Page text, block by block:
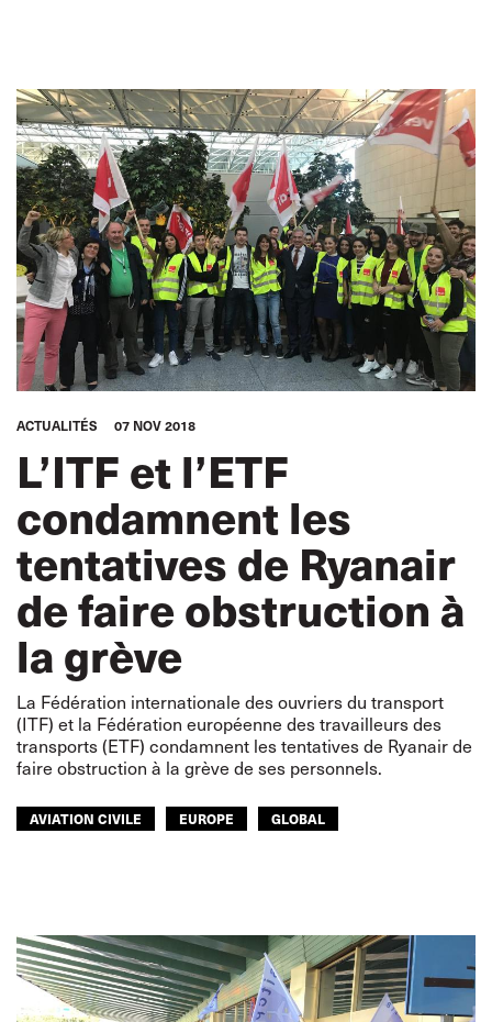
ACTUALITÉS 07 NOV 2018
L’ITF et l’ETF
condamnent les
tentatives de Ryanair
de faire obstruction à
la grève
La Fédération internationale des ouvriers du transport
(ITF) et la Fédération européenne des travailleurs des
transports (ETF) condamnent les tentatives de Ryanair de
faire obstruction à la grève de ses personnels.
AVIATION CIVILE EUROPE GLOBAL